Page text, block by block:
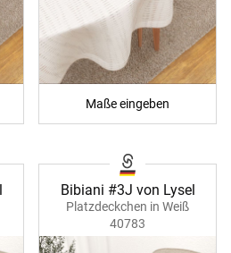
Maße eingeben
Bibiani #3J von Lysel
Platzdeckchen in Weiß
40783